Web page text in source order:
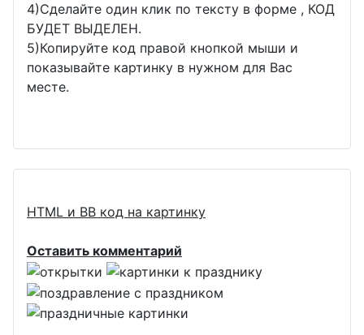
4)Сделайте один клик по тексту в форме , КОД
БУДЕТ ВЫДЕЛЕН.
5)Копируйте код правой кнопкой мыши и
показывайте картинку в нужном для Вас
месте.
HTML и BB код на картинку
Оставить комментарий